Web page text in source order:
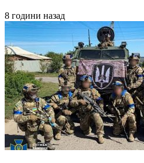
8 години назад